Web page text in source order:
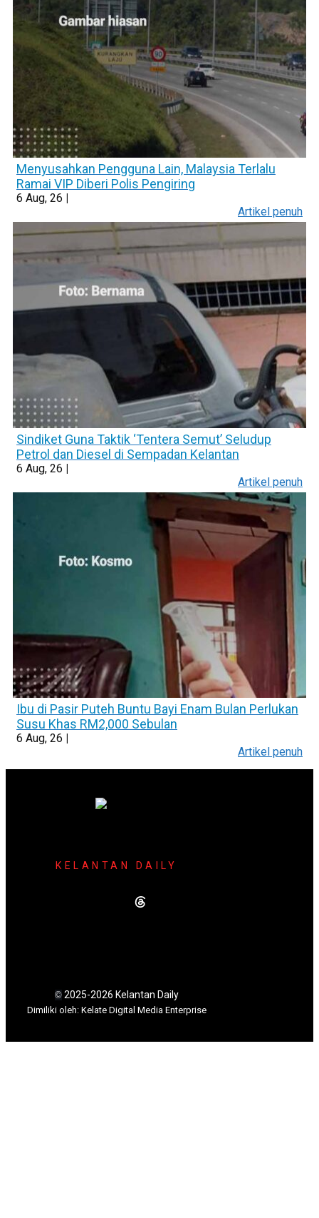
Menyusahkan Pengguna Lain, Malaysia Terlalu
Ramai VIP Diberi Polis Pengiring
6 Aug, 26 |
Artikel penuh
Sindiket Guna Taktik ‘Tentera Semut’ Seludup
Petrol dan Diesel di Sempadan Kelantan
6 Aug, 26 |
Artikel penuh
Ibu di Pasir Puteh Buntu Bayi Enam Bulan Perlukan
Susu Khas RM2,000 Sebulan
6 Aug, 26 |
Artikel penuh
KELANTAN DAILY
©2025-2026 Kelantan Daily
Dimiliki oleh: Kelate Digital Media Enterprise